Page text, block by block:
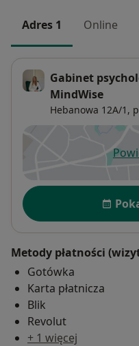
Adres 1 Online
Gabinet
MindWise
Hebanowa 12A/1,
Dostępność
Metody płatności
Gotówka
Karta płatnicza
Blik
Revolut
+ 1 więcej